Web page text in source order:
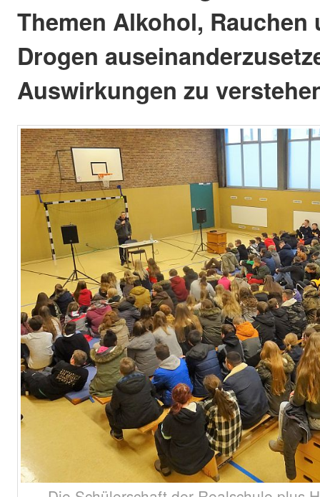
Themen Alkohol, Rauchen
Drogen
Auswirkungen zu